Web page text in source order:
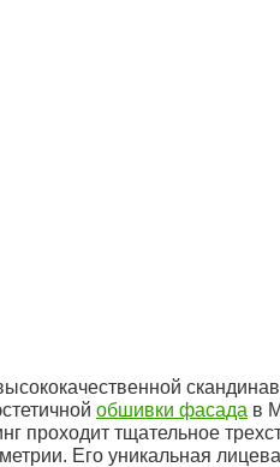
обшивки фасада в
проходит тщательное
Его уникальная